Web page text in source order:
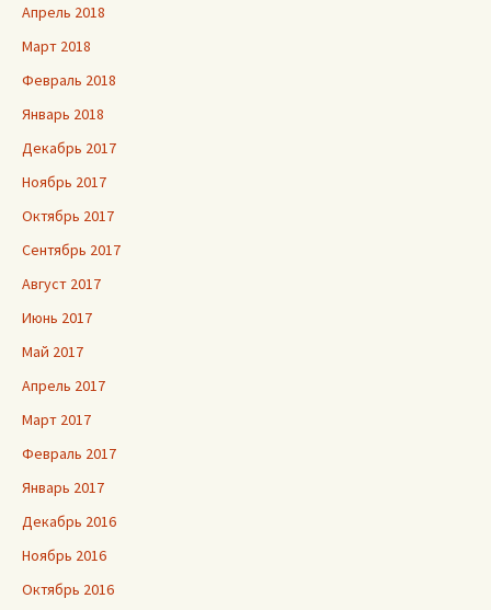
Апрель 2018
Март 2018
Февраль 2018
Январь 2018
Декабрь 2017
Ноябрь 2017
Октябрь 2017
Сентябрь 2017
Август 2017
Июнь 2017
Май 2017
Апрель 2017
Март 2017
Февраль 2017
Январь 2017
Декабрь 2016
Ноябрь 2016
Октябрь 2016